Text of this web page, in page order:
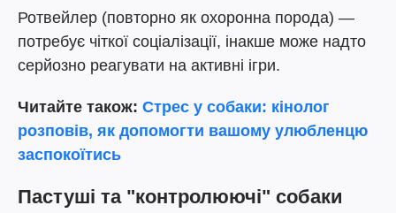
Ротвейлер (повторно як охоронна порода) —
потребує чіткої соціалізації, інакше може надто
серйозно реагувати на активні ігри.
Читайте також: Стрес у собаки: кінолог
розповів, як допомогти вашому улюбленцю
заспокоїтись
Пастуші та "контролюючі" собаки